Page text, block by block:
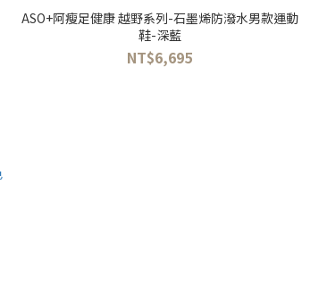
ASO+阿瘦足健康 越野系列-石墨烯防潑水男款運動
鞋-深藍
NT$6,695